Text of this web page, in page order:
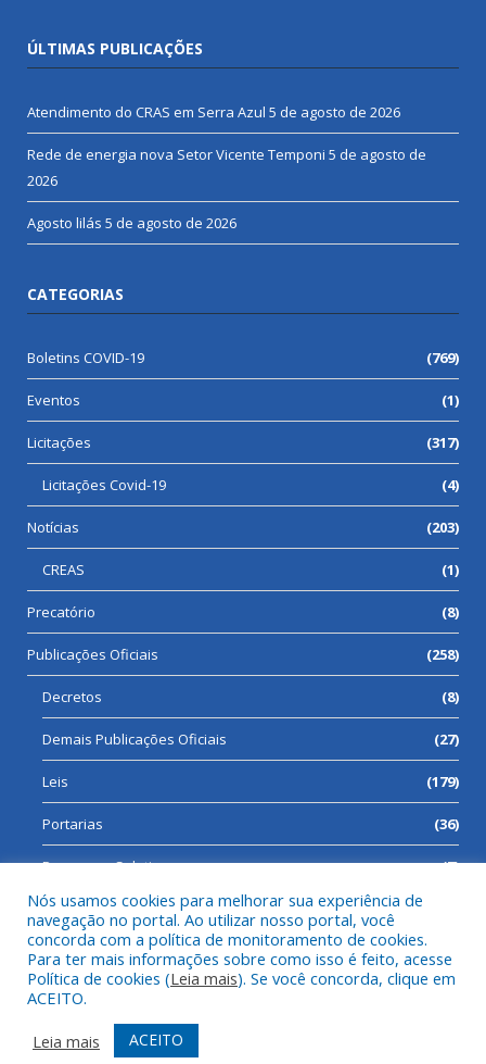
ÚLTIMAS PUBLICAÇÕES
Atendimento do CRAS em Serra Azul 5 de agosto de 2026
Rede de energia nova Setor Vicente Temponi 5 de agosto de
2026
Agosto lilás 5 de agosto de 2026
CATEGORIAS
Boletins COVID-19 (769)
Eventos (1)
Licitações (317)
Licitações Covid-19 (4)
Notícias (203)
CREAS (1)
Precatório (8)
Publicações Oficiais (258)
Decretos (8)
Demais Publicações Oficiais (27)
Leis (179)
Portarias (36)
Processos Seletivos (7)
Todos os direitos reservados a Prefeitura Municipal de Cumaru
do Norte.
Mapa do Site
Acessar Área Administrativa
Acessar Webmail
Nós usamos cookies para melhorar sua experiência de
navegação no portal. Ao utilizar nosso portal, você
concorda com a política de monitoramento de cookies.
Para ter mais informações sobre como isso é feito, acesse
Política de cookies (Leia mais). Se você concorda, clique em
ACEITO.
Leia mais
ACEITO